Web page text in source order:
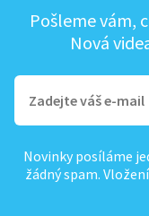
Pošleme vám,
Nová
Novinky posíláme
žádný spam.